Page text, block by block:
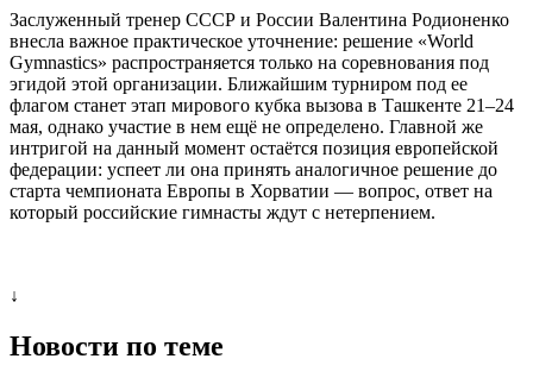
Заслуженный тренер СССР и России Валентина Родионенко
внесла важное практическое уточнение: решение «World
Gymnastics» распространяется только на соревнования под
эгидой этой организации. Ближайшим турниром под ее
флагом станет этап мирового кубка вызова в Ташкенте 21–24
мая, однако участие в нем ещё не определено. Главной же
интригой на данный момент остаётся позиция европейской
федерации: успеет ли она принять аналогичное решение до
старта чемпионата Европы в Хорватии — вопрос, ответ на
который российские гимнасты ждут с нетерпением.
↓
Новости по теме